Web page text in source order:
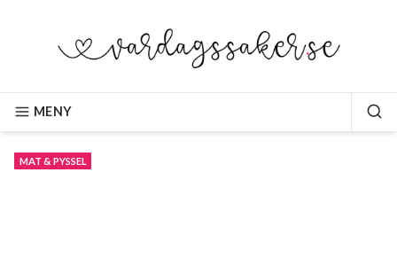
VARDAGSSAKER.SE
MENY
MAT & PYSSEL